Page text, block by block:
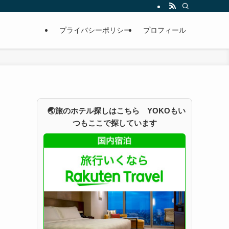
プライバシーポリシー プロフィール
🌏旅のホテル探しはこちら YOKOもい
つもここで探しています